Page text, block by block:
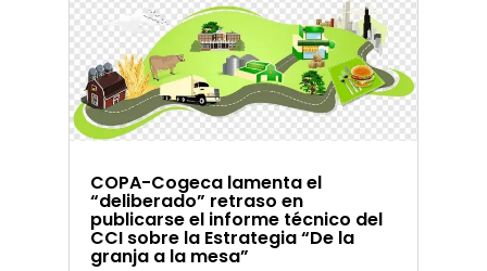
COPA-Cogeca lamenta el
“deliberado” retraso en
publicarse el informe técnico del
CCI sobre la Estrategia “De la
granja a la mesa”